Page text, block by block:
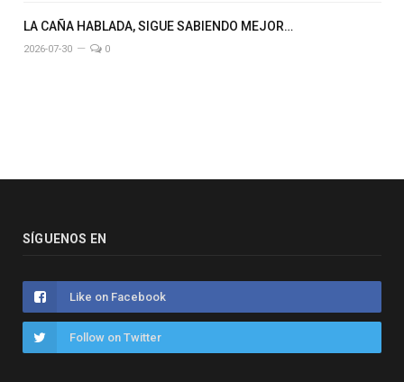
LA CAÑA HABLADA, SIGUE SABIENDO MEJOR…
2026-07-30 0
SÍGUENOS EN
Like on Facebook
Follow on Twitter